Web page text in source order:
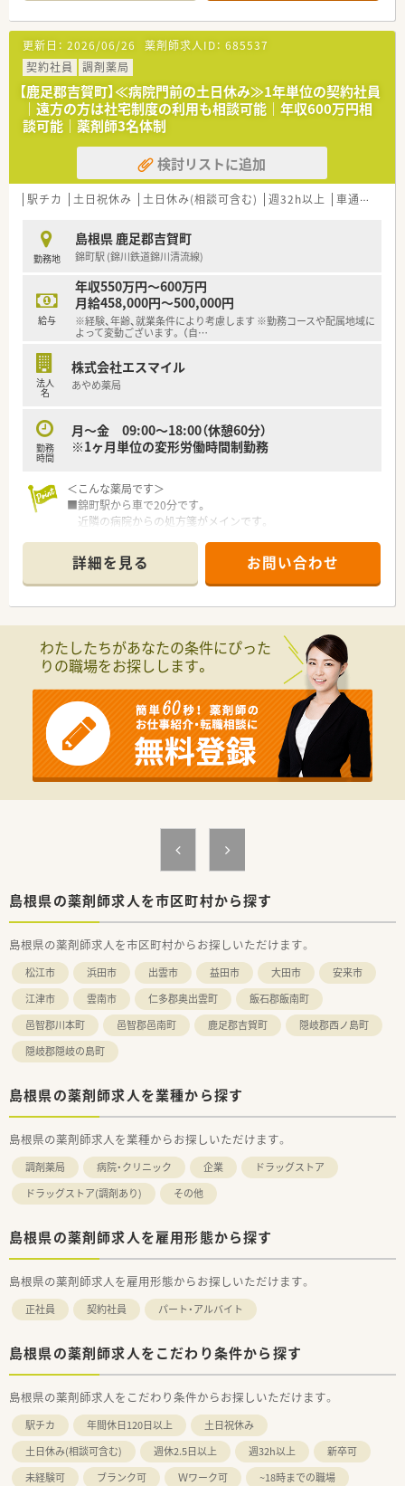
拠点として情報の発信や健康イベント開催などの取り組みを行
っています。
■無菌調剤対応薬局の設置や関連会社の
介護サービス事業を展開するサンキ・ウエルビィ（株）との連携、
そして中国地方最大級の店舗網を生かし、地域の皆さまが安心し
て暮らせる街づくりを支援します。
＜こんな方にもオススメ＞
■科目に偏りがなく働きたい方
■研修内容が充実した法人でスキルアップしたい方
などなど・・・
＜業務内容＞
■整形外科の処方箋を応需しています。
■処方箋枚数は66枚/日程度です。
薬剤師2名、事務員2名在籍しています。
■現状、在宅は対応していません。
＜働き方イメージ＞
■月～土のフルタイム勤務はもちろん、
土日休みの契約も相談可能です！
■遠方の方は社宅制度の利用についても相談可能です。
■入社後は現場でのＯＪＴ研修がメインとなります。
＜法人特徴＞
■東証プライム上場スズケングループの地場大手チェーン薬局
です。
■1982年の創業以来、人々が笑顔になれる薬局を
目指して地域の医療貢献に取り組み、
中国エリアに116店舗の薬局を展開する法人です。
■全ての患者様が同等かつ上質な医療を受けることができるよ
笑顔をキーワードに患者様の為に何ができるかを常に考え、
日々の業務を行います。
■しっかりと基盤を固め、まずは保険薬局として
「かかりつけ薬局」になること。その上で健康に関する
相談窓口として地域の皆様の主体的な健康の維持・増進を
積極的に支援する「健康サポート薬局」を目指し、
地域包括ケアにつながっていく事に重きを置いています。
■調剤事業にとどまらず、セルフメディケーションの
推進・健康拠点として情報の発信や
健康イベント開催などの取り組みを行っています。
■無菌調剤対応薬局の設置や関連会社の
介護サービス事業を展開するサンキ・ウエルビィ（株）との連
携、
そして中国地方最大級の店舗網を生かし、
＜こんな方にもオススメ＞
■期間を区切って働きたい方
■土日休みの働き方でメリハリをつけて働きたい方
などなど・・・
気になる方はお気軽にお問い合わせください！
更新日： 2026/06/26 薬剤師求人ID： 685537
契約社員
調剤薬局
【鹿足郡吉賀町】≪病院門前の土日休み≫1年単位の契約社員
｜遠方の方は社宅制度の利用も相談可能｜年収600万円相
談可能｜薬剤師3名体制
検討リストに追加
駅チカ 土日祝休み 土日休み(相談可含む) 週32h以上 車通勤可
勤務地
島根県 鹿足郡吉賀町
錦町駅 (錦川鉄道錦川清流線)
給与
年収550万円～600万円
月給458,000円～500,000円
※経験、年齢、就業条件により考慮します ※勤務コースや配属地域に
よって変動ございます。 （自…
法人
名
株式会社エスマイル
あやめ薬局
勤務
時間
月～金 09:00～18:00（休憩60分）
※1ヶ月単位の変形労働時間制勤務
＜こんな薬局です＞
■錦町駅から車で20分です。
近隣の病院からの処方箋がメインです。
それぞれの距離が少し空いておりますので、
患者様のプライバシーもしっかり守れます。
■待合スペースには白いソファーもあり
清潔感がある綺麗な店舗です。
■調剤室は整理整頓されており、
スムーズかつ丁寧に作業出来る様心掛けています。
＜業務内容＞
■六日市病院からのの処方箋を応需しているため、
幅広い科目の処方箋に対応頂きます。
■処方箋枚数は91枚/日程度です。
薬剤師は常時3名体制です。
■現状、在宅は対応していません。
＜働き方イメージ＞
■月～土のフルタイム勤務はもちろん、
■入社後は現場でのＯＪＴ研修がメインとなります。
■東証プライム上場スズケングループの地場大手チェーン薬局
です。
■1982年の創業以来、人々が笑顔になれる薬局を
目指して地域の医療貢献に取り組み、
中国エリアに116店舗の薬局を展開する法人です。
■全ての患者様が同等かつ上質な医療を受けることができるよ
う、
笑顔をキーワードに患者様の為に何ができるかを常に考え、
■しっかりと基盤を固め、まずは保険薬局として
相談窓口として地域の皆様の主体的な健康の維持・増進を
積極的に支援する「健康サポート薬局」を目指し、
さらに病院や介護施設などと連携を強化することで
地域包括ケアにつながっていく事に重きを置いています。
■調剤事業にとどまらず、セルフメディケーションの
健康イベント開催などの取り組みを行っています。
■無菌調剤対応薬局の設置や関連会社の
携、
そして中国地方最大級の店舗網を生かし、
地域の皆さまが安心して暮らせる街づくりを支援します。
＜こんな方にもオススメ＞
■病院門前で経験を積みたい方
などなど・・・
気になる方はお気軽にお問い合わせください！
詳細を見る お問い合わせ
わたしたちがあなたの条件にぴった
りの職場をお探しします。
島根県の薬剤師求人を市区町村から探す
島根県の薬剤師求人を市区町村からお探しいただけます。
松江市 浜田市 出雲市 益田市 大田市
安来市
江津市
雲南市 仁多郡奥出雲町
飯石郡飯南町
邑智郡川本町
邑智郡邑南町 鹿足郡吉賀町
隠岐郡西ノ島町
隠岐郡隠岐の島町
島根県の薬剤師求人を業種から探す
島根県の薬剤師求人を業種からお探しいただけます。
調剤薬局 病院・クリニック 企業
ドラッグストア
ドラッグストア(調剤あり)
その他
島根県の薬剤師求人を雇用形態から探す
島根県の薬剤師求人を雇用形態からお探しいただけます。
正社員 契約社員 パート・アルバイト
島根県の薬剤師求人をこだわり条件から探す
島根県の薬剤師求人をこだわり条件からお探しいただけます。
駅チカ 年間休日120日以上
土日祝休み
土日休み(相談可含む)
週休2.5日以上 週32h以上
新卒可
未経験可
ブランク可 Ｗワーク可
~18時までの職場